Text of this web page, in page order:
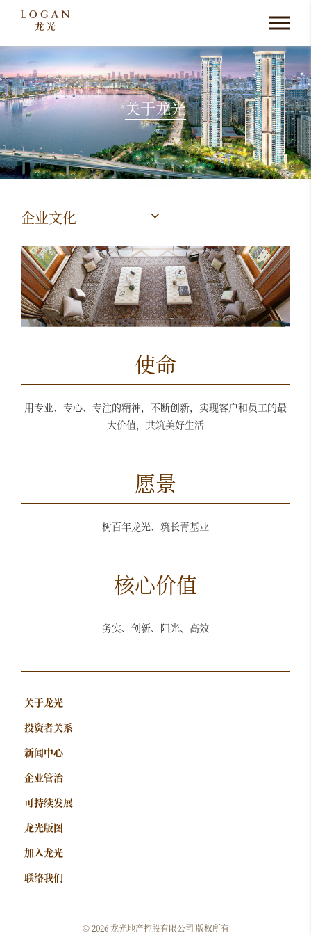
关于龙光
企业文化
使命
用专业、专心、专注的精神，不断创新，实现客户和员工的最
大价值，共筑美好生活
愿景
树百年龙光、筑长青基业
核心价值
务实、创新、阳光、高效
关于龙光
投资者关系
新闻中心
企业管治
可持续发展
龙光版图
加入龙光
联络我们
©2026 龙光地产控股有限公司 版权所有